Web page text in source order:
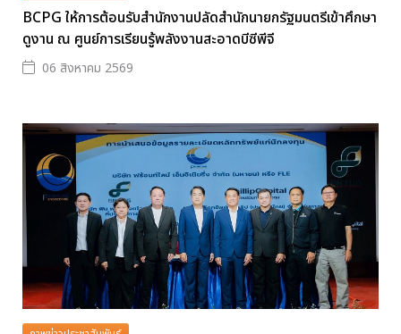
BCPG ให้การต้อนรับสำนักงานปลัดสำนักนายกรัฐมนตรีเข้าศึกษา
ดูงาน ณ ศูนย์การเรียนรู้พลังงานสะอาดบีซีพีจี
06 สิงหาคม 2569